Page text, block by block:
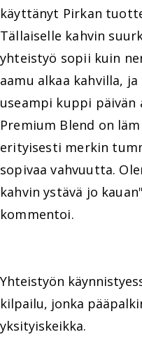
käyttänyt Pirkan
Tällaiselle kahvin
yhteistyö sopii kuin
aamu alkaa kahvilla,
useampi kuppi päivän
Premium Blend on
erityisesti merkin
sopivaa vahvuutta.
kahvin ystävä jo
kommentoi.
Yhteistyön
kilpailu, jonka
yksityiskeikka.